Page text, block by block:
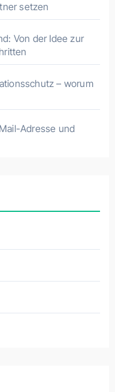
setzen
Von der Idee zur
– worum
Adresse und